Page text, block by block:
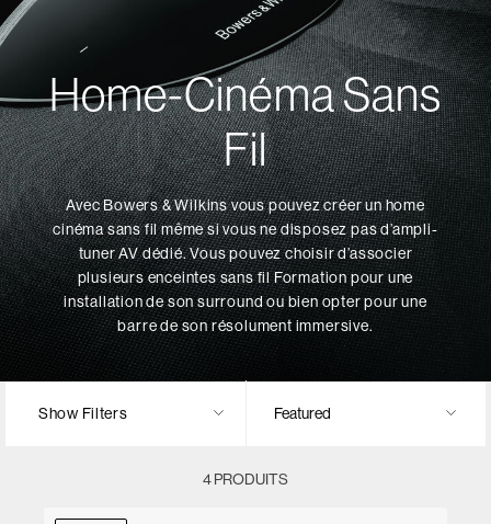
Home-Cinéma Sans
Fil
Avec Bowers & Wilkins vous pouvez créer un home
cinéma sans fil même si vous ne disposez pas d’ampli-
tuner AV dédié. Vous pouvez choisir d’associer
plusieurs enceintes sans fil Formation pour une
installation de son surround ou bien opter pour une
barre de son résolument immersive.
Show Filters
4 PRODUITS